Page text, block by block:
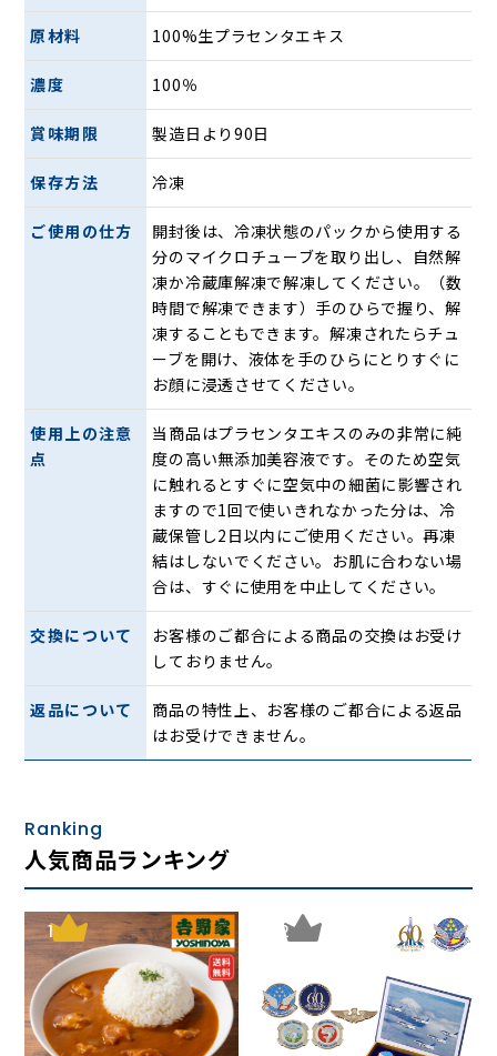
原材料 100%生プラセンタエキス
濃度 100％
賞味期限 製造日より90日
保存方法 冷凍
ご使用の仕方
開封後は、冷凍状態のパックから使用する
分のマイクロチューブを取り出し、自然解
凍か冷蔵庫解凍で解凍してください。（数
時間で解凍できます）手のひらで握り、解
凍することもできます。解凍されたらチュ
ーブを開け、液体を手のひらにとりすぐに
お顔に浸透させてください。
使用上の注意
点
当商品はプラセンタエキスのみの非常に純
度の高い無添加美容液です。そのため空気
に触れるとすぐに空気中の細菌に影響され
ますので1回で使いきれなかった分は、冷
蔵保管し2日以内にご使用ください。再凍
結はしないでください。お肌に合わない場
合は、すぐに使用を中止してください。
交換について
お客様のご都合による商品の交換はお受け
しておりません。
返品について
商品の特性上、お客様のご都合による返品
はお受けできません。
Ranking
人気商品ランキング
1 2